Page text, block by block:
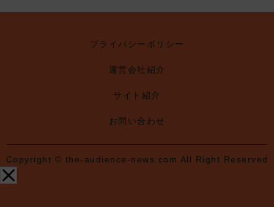
プライバシーポリシー
運営会社紹介
サイト紹介
お問い合わせ
Copyright © the-audience-news.com All Right Reserved